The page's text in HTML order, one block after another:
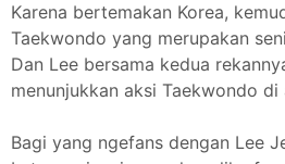
Karena bertemakan Korea,
Taekwondo yang merupakan
Dan Lee bersama kedua
menunjukkan aksi Taekwondo di
Bagi yang ngefans dengan Lee